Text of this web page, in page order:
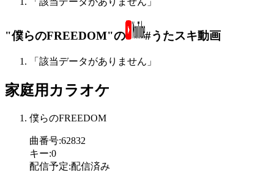
"僕らのFREEDOM"の #うたスキ動画
「該当データがありません」
家庭用カラオケ
僕らのFREEDOM
曲番号:62832
キー:0
配信予定:配信済み